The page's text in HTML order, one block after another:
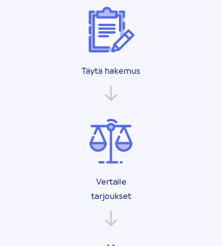
Täytä hakemus
Vertaile
tarjoukset